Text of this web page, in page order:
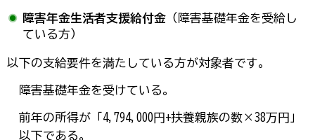
障害年金生活者支援給付金 （障害基礎年金を受給し
ている方）
以下の支給要件を満たしている方が対象者です。
障害基礎年金を受けている。
前年の所得が「4,794,000円+扶養親族の数×38万円」
以下である。